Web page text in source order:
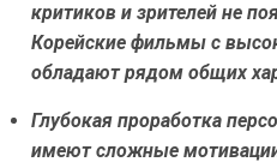
критиков и зрителей не
Корейские фильмы с
обладают рядом общих
Глубокая проработка
имеют сложные